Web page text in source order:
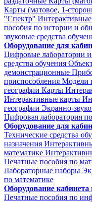
Карты (матовое, 1-
"Спектр"
пособия по истории и
звуковые средства
Оборудование для
Цифровые лаборатории
средства обучения
демонстрационные
приспособления Модели
географии Карты
Интерактивные карты
географии Экранно-
Цифровая лаборатория
Оборудование для
Технические средства
назначения
математике
Печатные пособия по
Лабораторные наборы
по математике
Оборудование
Печатные пособия по